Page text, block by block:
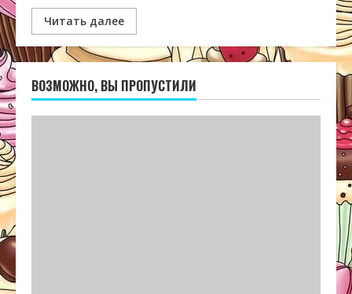
Читать далее
ВОЗМОЖНО, ВЫ ПРОПУСТИЛИ